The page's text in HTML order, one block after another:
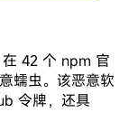
42 个 npm 官
蠕虫。该恶意软
令牌，还具